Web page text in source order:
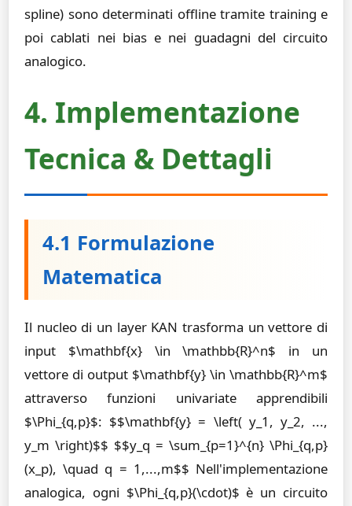
spline) sono determinati offline tramite training e
poi cablati nei bias e nei guadagni del circuito
analogico.
4. Implementazione
Tecnica & Dettagli
4.1 Formulazione
Matematica
Il nucleo di un layer KAN trasforma un vettore di
input $\mathbf{x} \in \mathbb{R}^n$ in un
vettore di output $\mathbf{y} \in \mathbb{R}^m$
attraverso funzioni univariate apprendibili
$\Phi_{q,p}$: $$\mathbf{y} = \left( y_1, y_2, ...,
y_m \right)$$ $$y_q = \sum_{p=1}^{n} \Phi_{q,p}
(x_p), \quad q = 1,...,m$$ Nell'implementazione
analogica, ogni $\Phi_{q,p}(\cdot)$ è un circuito